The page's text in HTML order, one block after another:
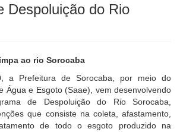
Despoluição do Rio
ao rio Sorocaba
a Prefeitura de Sorocaba, por meio do
Água e Esgoto (Saae), vem desenvolvendo
de Despoluição do Rio Sorocaba,
que consiste na coleta, afastamento,
de todo o esgoto produzido na